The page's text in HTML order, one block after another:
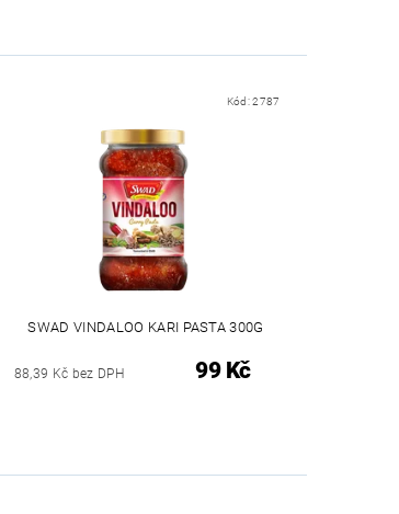
Kód:2787
SWAD VINDALOO KARI PASTA 300G
88,39 Kč bez DPH 99 Kč